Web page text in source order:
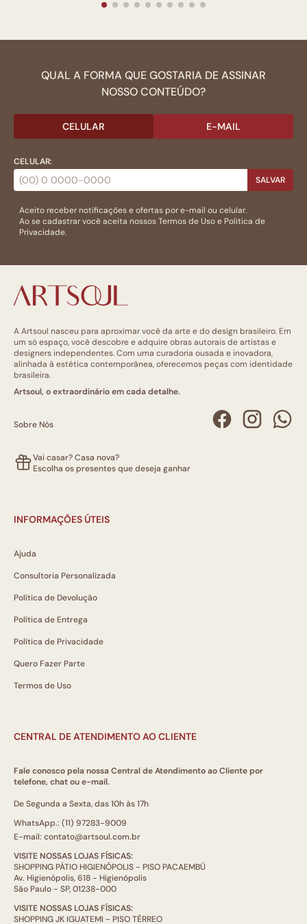
QUAL A FORMA QUE GOSTARIA DE ASSINAR
NOSSO CONTEÚDO?
CELULAR E-MAIL
CELULAR:
SALVAR
Aceito receber notificações e ofertas por e-mail ou celular.
Ao se cadastrar você aceita nossosTermos de Usoe Politica de
Privacidade.
A Artsoul nasceu para aproximar você da arte e do design brasileiro. Em
um só espaço, você descobre e adquire obras autorais de artistas e
designers independentes. Com uma curadoria ousada e inovadora,
alinhada à estética contemporânea, oferecemos peças com identidade
brasileira.
Artsoul, o extraordinário em cada detalhe.
Sobre Nós
Vai casar? Casa nova?
Escolha os presentes que deseja ganhar
INFORMAÇÕES ÚTEIS
Ajuda
Consultoria Personalizada
Política de Devolução
Política de Entrega
Política de Privacidade
Quero Fazer Parte
Termos de Uso
CENTRAL DE ATENDIMENTO AO CLIENTE
Fale conosco pela nossa Central de Atendimento ao Cliente por
telefone, chat ou e-mail.
De Segunda a Sexta, das 10h às 17h
WhatsApp.: (11) 97283-9009
E-mail: contato@artsoul.com.br
VISITE NOSSAS LOJAS FÍSICAS:
SHOPPING PÁTIO HIGIENÓPOLIS - PISO PACAEMBÚ
Av. Higienópolis, 618 - Higienópolis
São Paulo - SP, 01238-000
VISITE NOSSAS LOJAS FÍSICAS:
SHOPPING JK IGUATEMI - PISO TÉRREO